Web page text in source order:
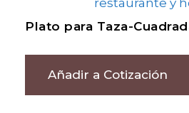
Plato para Taza-
Añadir a Cotización